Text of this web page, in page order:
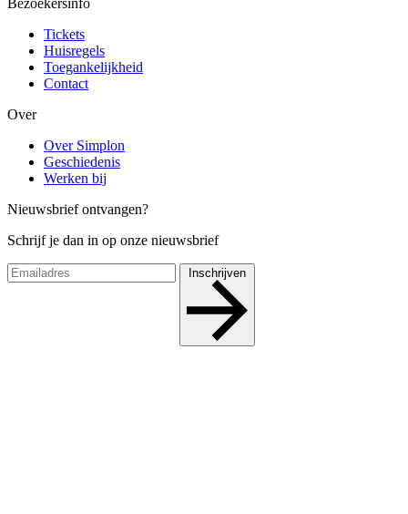
Bezoekersinfo
Tickets
Huisregels
Toegankelijkheid
Contact
Over
Over Simplon
Geschiedenis
Werken bij
Nieuwsbrief ontvangen?
Schrijf je dan in op onze nieuwsbrief
Inschrijven